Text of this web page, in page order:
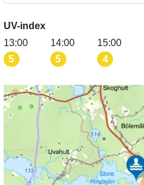
UV-index
13:00
5
14:00
5
15:00
4